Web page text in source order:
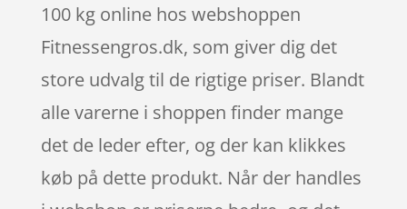
100 kg online hos webshoppen
Fitnessengros.dk, som giver dig det
store udvalg til de rigtige priser. Blandt
alle varerne i shoppen finder mange
det de leder efter, og der kan klikkes
køb på dette produkt. Når der handles